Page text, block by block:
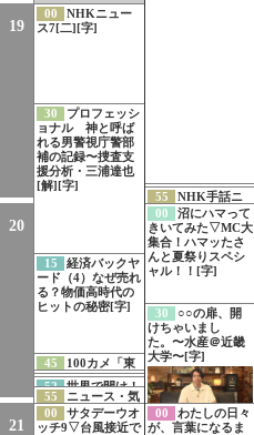
19
20
21
00
NHKニュー
ス7[二][字]
30
プロフェッシ
ョナル 神と呼ば
れる男警視庁警部
補の記録〜捜査支
援分析・三浦達也
[解][字]
15
経済バックヤ
ード（4）なぜ売れ
る？物価高時代の
ヒットの秘密[字]
45
100カメ「東
海道新幹線」制作
舞台裏[字]
50
LIFE！夏 1
分PR 久保史緒里
初登場！豪華キャ
スト集結！
51
所さん！事件
ですよ 夏休み
SP 1分PR
52
世界で開け！
ひみつのドアー
ズ スペイン特集
の見どころ一挙公
55
ニュース・気
象情報（関東甲信
越）[字]
00
サタデーウオ
ッチ9▽台風接近で
54
サブチャンネ
ル切り替え方法の
ご案内
55
NHK手話ニ
ュース[手]
00
沼にハマって
きいてみた▽MC大
集合！ハマッたさ
んと夏祭りスペシ
ャル！！[字]
30
○○の扉、開
けちゃいまし
た。〜水産＠近畿
大学〜[字]
00
わたしの日々
が、言葉になるま